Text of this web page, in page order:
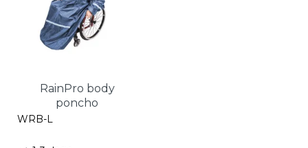
RainPro body
poncho
WRB-L